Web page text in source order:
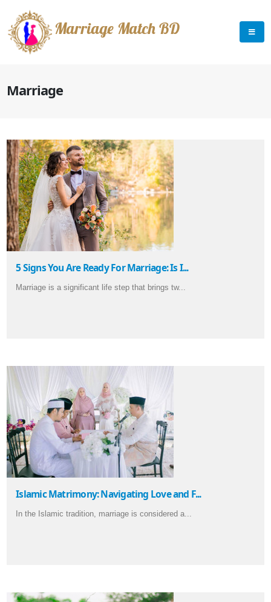
Marriage Match BD
Marriage
5 Signs You Are Ready For Marriage: Is I...
Marriage is a significant life step that brings tw...
Islamic Matrimony: Navigating Love and F...
In the Islamic tradition, marriage is considered a...